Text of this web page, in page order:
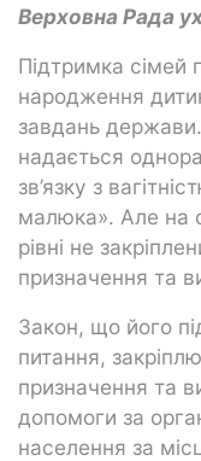
Верховна Рада
Підтримка сімей
народження
завдань
надається
зв’язку з
малюка». Але на
рівні не
призначення та
Закон, що його
питання,
призначення та
допомоги за
населення за